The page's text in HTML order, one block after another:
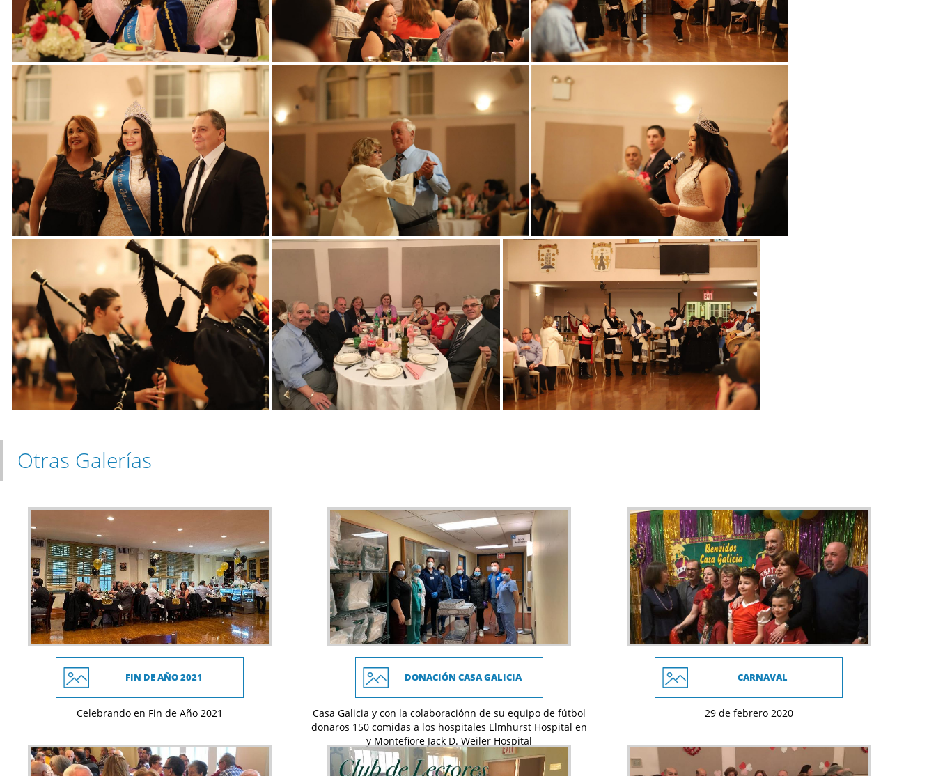
Otras Galerías
FIN DE AÑO 2021
Celebrando en Fin de Año 2021
DONACIÓN CASA GALICIA
Casa Galicia y con la colaboraciónn de su equipo de fútbol
donaros 150 comidas a los hospitales Elmhurst Hospital en
y Montefiore Jack D. Weiler Hospital
CARNAVAL
29 de febrero 2020